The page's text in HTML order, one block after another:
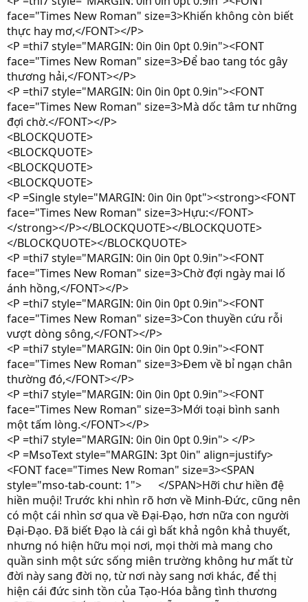
face="Times New Roman" size=3>Khiến không còn biết
thực hay mơ,</FONT></P>
<P =thi7 style="MARGIN: 0in 0in 0pt 0.9in"><FONT
face="Times New Roman" size=3>Để bao tang tóc gây
thương hải,</FONT></P>
<P =thi7 style="MARGIN: 0in 0in 0pt 0.9in"><FONT
face="Times New Roman" size=3>Mà dốc tâm tư những
đợi chờ.</FONT></P>
<BLOCKQUOTE>
<BLOCKQUOTE>
<BLOCKQUOTE>
<BLOCKQUOTE>
<P =Single style="MARGIN: 0in 0in 0pt"><strong><FONT
face="Times New Roman" size=3>Hựu:</FONT>
</strong></P></BLOCKQUOTE></BLOCKQUOTE>
</BLOCKQUOTE></BLOCKQUOTE>
<P =thi7 style="MARGIN: 0in 0in 0pt 0.9in"><FONT
face="Times New Roman" size=3>Chờ đợi ngày mai lố
ánh hồng,</FONT></P>
<P =thi7 style="MARGIN: 0in 0in 0pt 0.9in"><FONT
face="Times New Roman" size=3>Con thuyền cứu rỗi
vượt dòng sông,</FONT></P>
<P =thi7 style="MARGIN: 0in 0in 0pt 0.9in"><FONT
face="Times New Roman" size=3>Đem về bỉ ngạn chân
thường đó,</FONT></P>
<P =thi7 style="MARGIN: 0in 0in 0pt 0.9in"><FONT
face="Times New Roman" size=3>Mới toại bình sanh
một tấm lòng.</FONT></P>
<P =thi7 style="MARGIN: 0in 0in 0pt 0.9in"> </P>
<P =MsoText style="MARGIN: 3pt 0in" align=justify>
<FONT face="Times New Roman" size=3><SPAN
style="mso-tab-count: 1"> </SPAN>Hỡi chư hiền đệ
hiền muội! Trước khi nhìn rõ hơn về Minh-Đức, cũng nên
có một cái nhìn sơ qua về Đại-Đạo, hơn nữa con người
Đại-Đạo. Đã biết Đạo là cái gì bất khả ngôn khả thuyết,
nhưng nó hiện hữu mọi nơi, mọi thời mà mang cho
quần sinh một sức sống miên trường không hư mất từ
đời này sang đời nọ, từ nơi này sang nơi khác, để thị
hiện cái đức sinh tồn của Tạo-Hóa bằng tình thương